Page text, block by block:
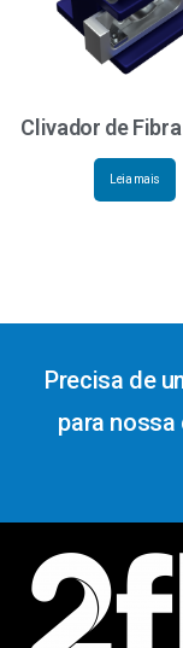
Clivador de
Leia mais
Precisa de
para nossa